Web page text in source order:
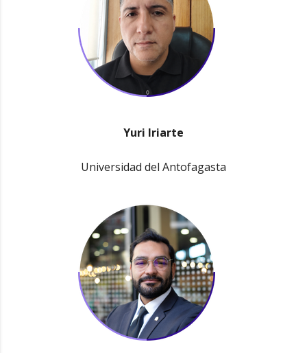
Yuri Iriarte
Universidad del Antofagasta